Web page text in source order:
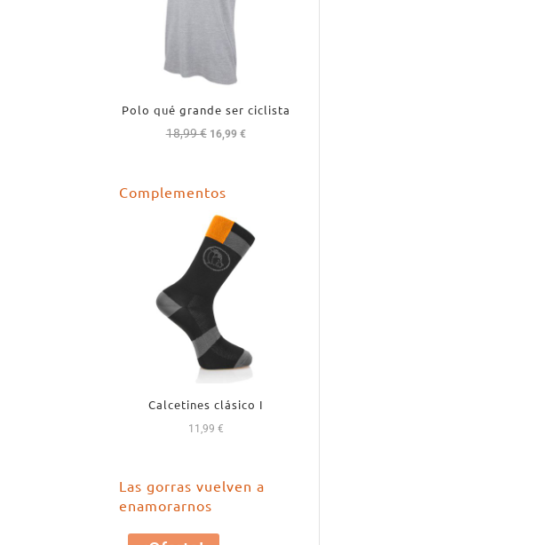
Polo qué grande ser ciclista
18,99€ El
era:
18,99 €.
16,99 €El
Complementos
Calcetines clásico I
11,99 €
Las gorras vuelven a
enamorarnos